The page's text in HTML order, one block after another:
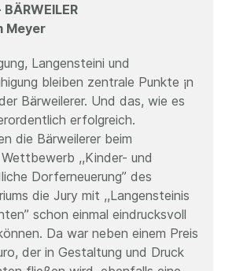
BÄRWEILER
Meyer
Langensteini und
bleiben zentrale Punkte ¡n
Bärweilerer. Und das, wie es
erfolgreich.
die Bärweilerer beim
,,Kinder- und
Dorferneuerung” des
die Jury mit ,,Langensteinis
schon einmal eindrucksvoll
Da war neben einem Preis
der in Gestaltung und Druck